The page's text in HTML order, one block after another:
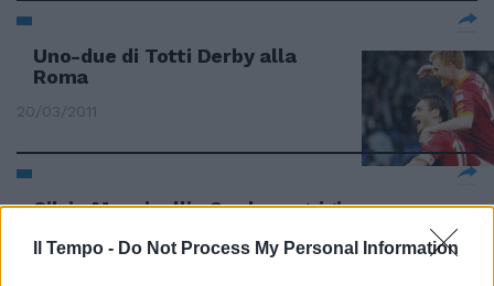
Il Tempo - Do Not Process My Personal Information
Uno-due di Totti Derby alla
Roma
20/03/2011
Silvia Mancinelli «Quel suv grigio